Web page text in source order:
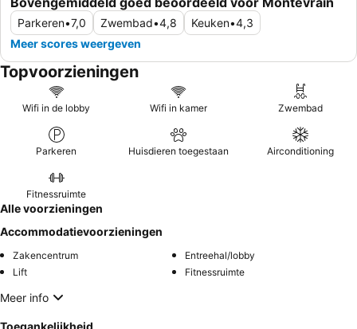
Parkeren•7,0 Zwembad•4,8 Keuken•4,3
Meer scores weergeven
Topvoorzieningen
Wifi in de lobby Wifi in kamer Zwembad
Parkeren Huisdieren toegestaan Airconditioning
Fitnessruimte
Alle voorzieningen
Accommodatievoorzieningen
Zakencentrum
Entreehal/lobby
Lift
Fitnessruimte
Meer info